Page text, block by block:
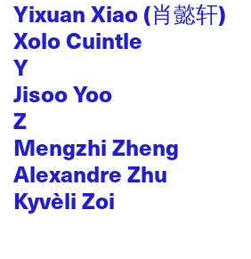
Yixuan Xiao (肖懿轩)
Xolo Cuintle
Y
Jisoo Yoo
Z
Mengzhi Zheng
Alexandre Zhu
Kyvèli Zoi